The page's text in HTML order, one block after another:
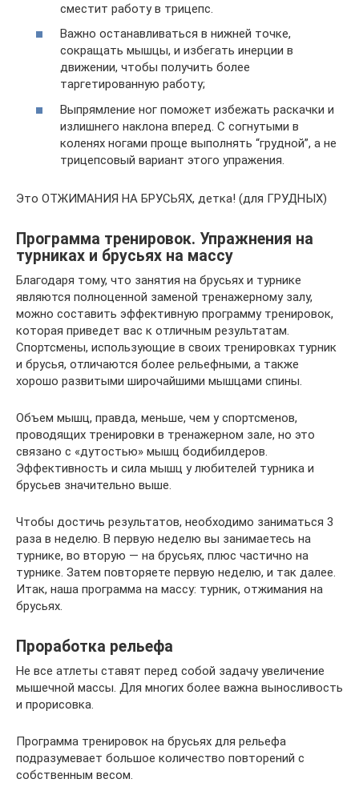
сместит работу в трицепс.
Важно останавливаться в нижней точке,
сокращать мышцы, и избегать инерции в
движении, чтобы получить более
таргетированную работу;
Выпрямление ног поможет избежать раскачки и
излишнего наклона вперед. С согнутыми в
коленях ногами проще выполнять “грудной”, а не
трицепсовый вариант этого упражения.
Это ОТЖИМАНИЯ НА БРУСЬЯХ, детка! (для ГРУДНЫХ)
Программа тренировок. Упражнения на
турниках и брусьях на массу
Благодаря тому, что занятия на брусьях и турнике
являются полноценной заменой тренажерному залу,
можно составить эффективную программу тренировок,
которая приведет вас к отличным результатам.
Спортсмены, использующие в своих тренировках турник
и брусья, отличаются более рельефными, а также
хорошо развитыми широчайшими мышцами спины.
Объем мышц, правда, меньше, чем у спортсменов,
проводящих тренировки в тренажерном зале, но это
связано с «дутостью» мышц бодибилдеров.
Эффективность и сила мышц у любителей турника и
брусьев значительно выше.
Чтобы достичь результатов, необходимо заниматься 3
раза в неделю. В первую неделю вы занимаетесь на
турнике, во вторую — на брусьях, плюс частично на
турнике. Затем повторяете первую неделю, и так далее.
Итак, наша программа на массу: турник, отжимания на
брусьях.
Проработка рельефа
Не все атлеты ставят перед собой задачу увеличение
мышечной массы. Для многих более важна выносливость
и прорисовка.
Программа тренировок на брусьях для рельефа
подразумевает большое количество повторений с
собственным весом.